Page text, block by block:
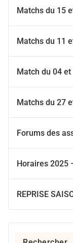
Matchs du 15
Matchs du 11
Match du 04
Matchs du 27
Forums des
Horaires 2025
REPRISE
Rechercher :